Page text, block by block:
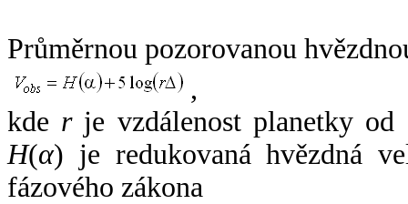
Průměrnou pozorovanou
,
kde rje vzdálenost planetky od
H(α) je redukovaná hvězdná
fázového zákona